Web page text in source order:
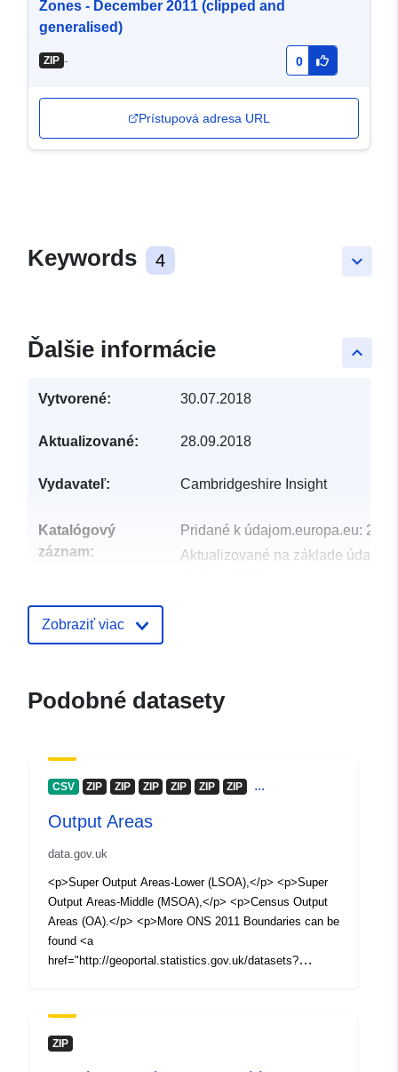
Zones - December 2011 (clipped and
generalised)
ZIP - 0
Prístupová adresa URL
keyboard_arrow_down
Keywords 4
keyboard_arrow_up
Ďalšie informácie
Vytvorené: 30.07.2018
Aktualizované: 28.09.2018
Vydavateľ: Cambridgeshire Insight
Katalógový
záznam:
Pridané k údajom.europa.eu: 29
Aktualizované na základe
uriRef:
Zobraziť viac
Podobné datasety
CSV ZIP ZIP ZIP ZIP ZIP ZIP ...
Output Areas
data.gov.uk
<p>Super Output Areas-Lower (LSOA),</p> <p>Super
Output Areas-Middle (MSOA),</p> <p>Census Output
Areas (OA).</p> <p>More ONS 2011 Boundaries can be
found <a
href="http://geoportal.statistics.gov.uk/datasets?
geographies have been generalised (to 20 metres) and
clipped. You can find further information on these
ZIP